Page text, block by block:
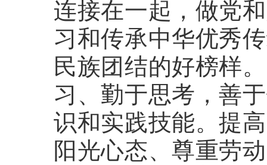
连接在一起，做党
习和传承中华优秀
民族团结的好榜样
习、勤于思考，善
识和实践技能。提
阳光心态、尊重劳